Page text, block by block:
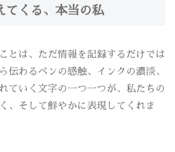
てくる、本当の私
とは、ただ情報を記録するだけでは
伝わるペンの感触、インクの濃淡、
ていく文字の一つ一つが、私たちの
、そして鮮やかに表現してくれま